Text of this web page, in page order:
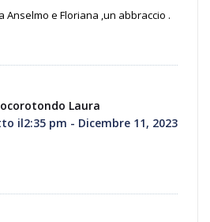
Anselmo e Floriana ,un abbraccio .
Laura
il2:35 pm - Dicembre 11, 2023